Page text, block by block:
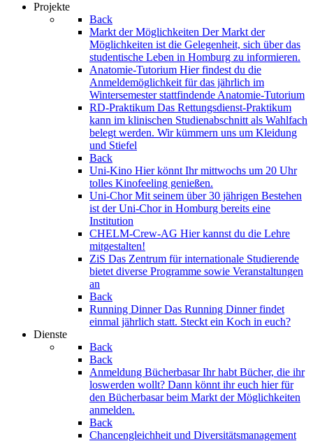
Projekte
Back
Markt der Möglichkeiten Der Markt der
Möglichkeiten ist die Gelegenheit, sich über das
studentische Leben in Homburg zu informieren.
Anatomie-Tutorium Hier findest du die
Anmeldemöglichkeit für das jährlich im
Wintersemester stattfindende Anatomie-Tutorium
RD-Praktikum Das Rettungsdienst-Praktikum
kann im klinischen Studienabschnitt als Wahlfach
belegt werden. Wir kümmern uns um Kleidung
und Stiefel
Back
Uni-Kino Hier könnt Ihr mittwochs um 20 Uhr
tolles Kinofeeling genießen.
Uni-Chor Mit seinem über 30 jährigen Bestehen
ist der Uni-Chor in Homburg bereits eine
Institution
CHELM-Crew-AG Hier kannst du die Lehre
mitgestalten!
ZiS Das Zentrum für internationale Studierende
bietet diverse Programme sowie Veranstaltungen
an
Back
Running Dinner Das Running Dinner findet
einmal jährlich statt. Steckt ein Koch in euch?
Dienste
Back
Back
Anmeldung Bücherbasar Ihr habt Bücher, die ihr
loswerden wollt? Dann könnt ihr euch hier für
den Bücherbasar beim Markt der Möglichkeiten
anmelden.
Back
Chancengleichheit und Diversitätsmanagement